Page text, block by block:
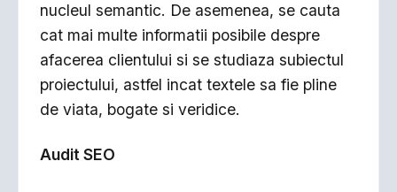
nucleul semantic. De asemenea, se cauta
cat mai multe informatii posibile despre
afacerea clientului si se studiaza subiectul
proiectului, astfel incat textele sa fie pline
de viata, bogate si veridice.
Audit SEO